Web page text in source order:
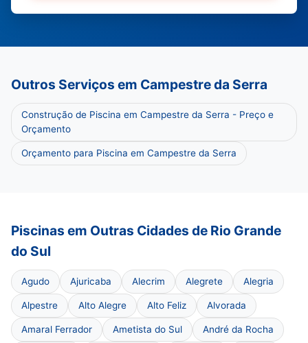
Outros Serviços em Campestre da Serra
Construção de Piscina em Campestre da Serra - Preço e
Orçamento
Orçamento para Piscina em Campestre da Serra
Piscinas em Outras Cidades de Rio Grande
do Sul
Agudo Ajuricaba Alecrim Alegrete Alegria
Alpestre Alto Alegre Alto Feliz Alvorada
Amaral Ferrador Ametista do Sul André da Rocha